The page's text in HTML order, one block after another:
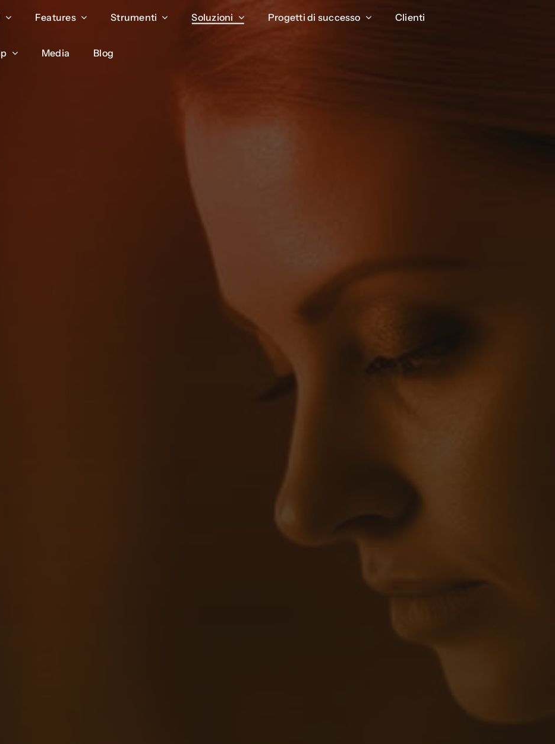
Features Strumenti Soluzioni Progetti di successo Clienti
Media Blog
Features Strumenti Soluzioni Progetti di successo Clienti
Media Blog